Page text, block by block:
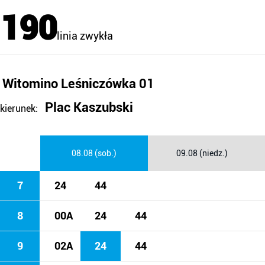
190linia zwykła
Witomino Leśniczówka 01
kierunek: Plac Kaszubski
08.08 (sob.) 09.08 (niedz.)
7 24 44
8 00A 24 44
9 02A 24 44